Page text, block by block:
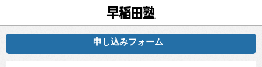
申し込みフォーム